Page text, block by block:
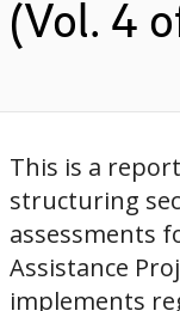
(Vol. 4
This is a
structuring
assessments
Assistance
implements